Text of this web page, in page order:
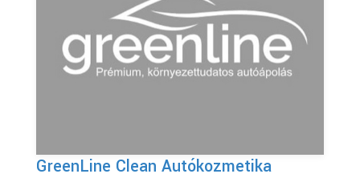
GreenLine Clean Autókozmetika